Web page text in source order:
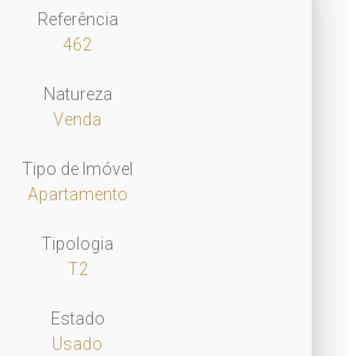
Referência
462
Natureza
Venda
Tipo de Imóvel
Apartamento
Tipologia
T2
Estado
Usado